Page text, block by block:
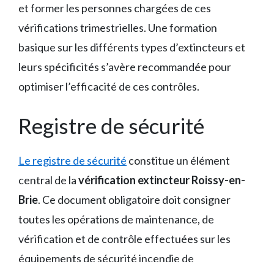
et former les personnes chargées de ces
vérifications trimestrielles. Une formation
basique sur les différents types d’extincteurs et
leurs spécificités s’avère recommandée pour
optimiser l’efficacité de ces contrôles.
Registre de sécurité
Le registre de sécurité constitue un élément
central de lavérification extincteur Roissy-en-
Brie. Ce document obligatoire doit consigner
toutes les opérations de maintenance, de
vérification et de contrôle effectuées sur les
équipements de sécurité incendie de